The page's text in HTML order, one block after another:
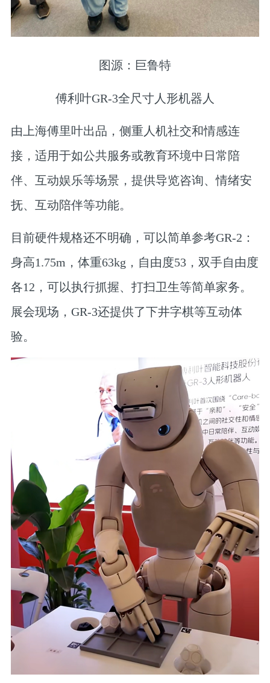
图源：巨鲁特
傅利叶GR-3全尺寸人形机器人
由上海傅里叶出品，侧重人机社交和情感连
接，适用于如公共服务或教育环境中日常陪
伴、互动娱乐等场景，提供导览咨询、情绪安
抚、互动陪伴等功能。
目前硬件规格还不明确，可以简单参考GR-2：
身高1.75m，体重63kg，自由度53，双手自由度
各12，可以执行抓握、打扫卫生等简单家务。
展会现场，GR-3还提供了下井字棋等互动体
验。